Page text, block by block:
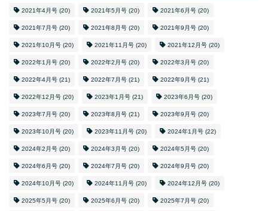
2021年4月号 (20) 2021年5月号 (20) 2021年6月号 (20)
2021年7月号 (20) 2021年8月号 (20) 2021年9月号 (20)
2021年10月号 (20) 2021年11月号 (20) 2021年12月号 (20)
2022年1月号 (20) 2022年2月号 (20) 2022年3月号 (20)
2022年4月号 (21) 2022年7月号 (21) 2022年9月号 (21)
2022年12月号 (20) 2023年1月号 (21) 2023年6月号 (20)
2023年7月号 (20) 2023年8月号 (21) 2023年9月号 (20)
2023年10月号 (20) 2023年11月号 (20) 2024年1月号 (22)
2024年2月号 (20) 2024年3月号 (20) 2024年5月号 (20)
2024年6月号 (20) 2024年7月号 (20) 2024年9月号 (20)
2024年10月号 (20) 2024年11月号 (20) 2024年12月号 (20)
2025年5月号 (20) 2025年6月号 (20) 2025年7月号 (20)